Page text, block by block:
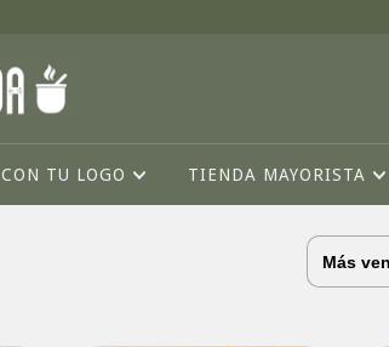
CON TU LOGO TIENDA MAYORISTA